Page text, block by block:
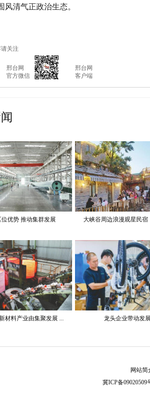
风清气正政治生态。
关注
邢台网
客户端
优势 推动集群发展 大峡谷周边浪漫观星民宿
材料产业由集聚发展 ... 龙头企业带动发展
网站简
冀ICP备09020509